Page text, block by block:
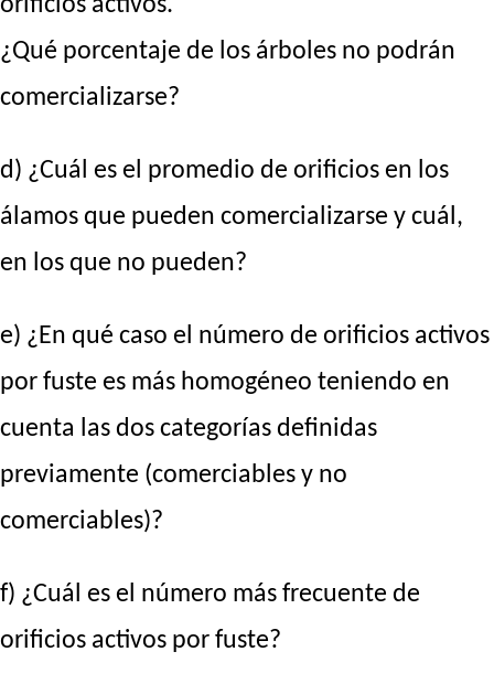
orificios activos.
¿Qué porcentaje de los árboles no podrán
comercializarse?
d) ¿Cuál es el promedio de orificios en los
álamos que pueden comercializarse y cuál,
en los que no pueden?
e) ¿En qué caso el número de orificios activos
por fuste es más homogéneo teniendo en
cuenta las dos categorías definidas
previamente (comerciables y no
comerciables)?
f) ¿Cuál es el número más frecuente de
orificios activos por fuste?